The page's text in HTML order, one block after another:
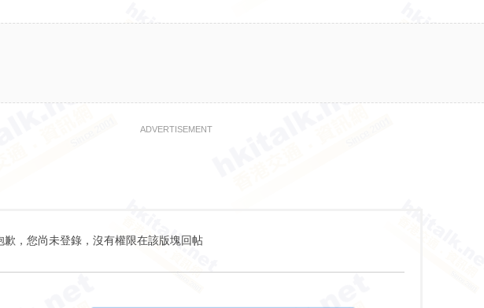
ADVERTISEMENT
歉，您尚未登錄，沒有權限在該版塊回帖